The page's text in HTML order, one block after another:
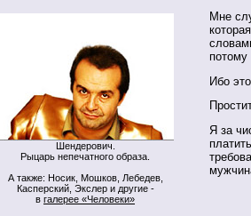
Шендерович.
Рыцарь непечатного образа.
А также: Носик, Мошков, Лебедев,
Касперский, Экслер и другие -
в галерее «Человеки»
Мне
Ибо
Я за